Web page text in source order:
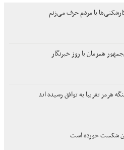
با مردم حرف می‌زنم
همزمان با روز خبرنگار
هرمز تقریبا به توافق رسیده اند
شکست خورده است